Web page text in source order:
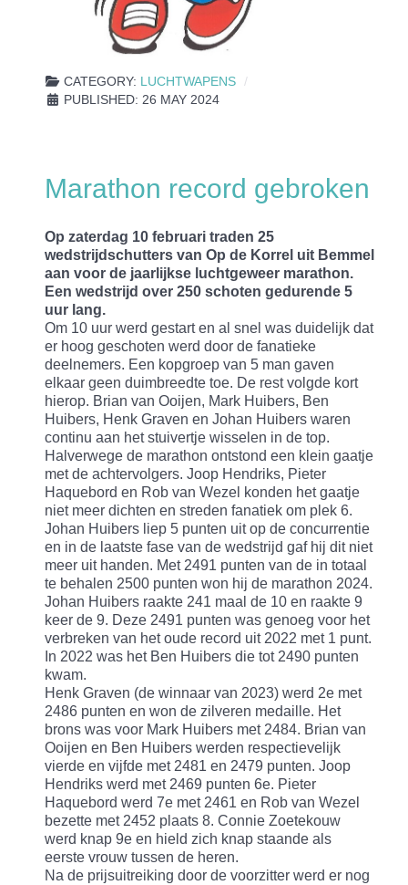
CATEGORY: LUCHTWAPENS
PUBLISHED: 26 MAY 2024
Marathon record gebroken
Op zaterdag 10 februari traden 25
wedstrijdschutters van Op de Korrel uit Bemmel
aan voor de jaarlijkse luchtgeweer marathon.
Een wedstrijd over 250 schoten gedurende 5
uur lang.
Om 10 uur werd gestart en al snel was duidelijk dat
er hoog geschoten werd door de fanatieke
deelnemers. Een kopgroep van 5 man gaven
elkaar geen duimbreedte toe. De rest volgde kort
hierop. Brian van Ooijen, Mark Huibers, Ben
Huibers, Henk Graven en Johan Huibers waren
continu aan het stuivertje wisselen in de top.
Halverwege de marathon ontstond een klein gaatje
met de achtervolgers. Joop Hendriks, Pieter
Haquebord en Rob van Wezel konden het gaatje
niet meer dichten en streden fanatiek om plek 6.
Johan Huibers liep 5 punten uit op de concurrentie
en in de laatste fase van de wedstrijd gaf hij dit niet
meer uit handen. Met 2491 punten van de in totaal
te behalen 2500 punten won hij de marathon 2024.
Johan Huibers raakte 241 maal de 10 en raakte 9
keer de 9. Deze 2491 punten was genoeg voor het
verbreken van het oude record uit 2022 met 1 punt.
In 2022 was het Ben Huibers die tot 2490 punten
kwam.
Henk Graven (de winnaar van 2023) werd 2e met
2486 punten en won de zilveren medaille. Het
brons was voor Mark Huibers met 2484. Brian van
Ooijen en Ben Huibers werden respectievelijk
vierde en vijfde met 2481 en 2479 punten. Joop
Hendriks werd met 2469 punten 6e. Pieter
Haquebord werd 7e met 2461 en Rob van Wezel
bezette met 2452 plaats 8. Connie Zoetekouw
werd knap 9e en hield zich knap staande als
eerste vrouw tussen de heren.
Na de prijsuitreiking door de voorzitter werd er nog